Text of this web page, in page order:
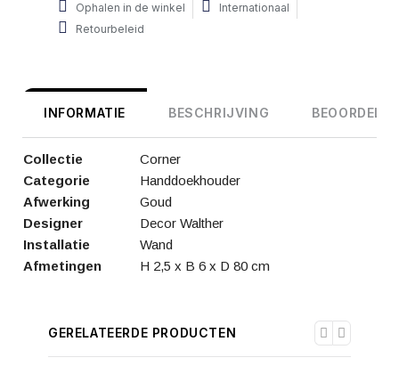
Ophalen in de winkel
Internationaal
Retourbeleid
INFORMATIE BESCHRIJVING
Collectie
Corner
Categorie
Handdoekhouder
Afwerking
Goud
Designer
Decor Walther
Installatie
Wand
Afmetingen
H 2,5 x B 6 x D 80 cm
GERELATEERDE PRODUCTEN